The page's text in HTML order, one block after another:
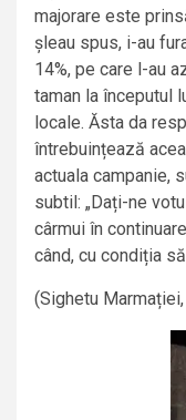
majorare este
șleau spus, i-au
14%, pe care l-au
taman la începutul
locale. Ăsta da
întrebuințează
actuala campanie,
subtil: „Dați-ne
cârmui în
când, cu condiția
(Sighetu